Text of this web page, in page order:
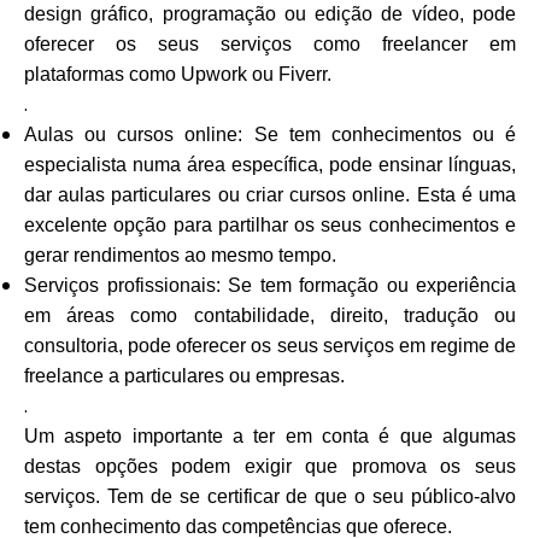
design gráfico, programação ou edição de vídeo, pode
oferecer os seus serviços como freelancer em
plataformas como Upwork ou Fiverr.
.
Aulas ou cursos online: Se tem conhecimentos ou é
especialista numa área específica, pode ensinar línguas,
dar aulas particulares ou criar cursos online. Esta é uma
excelente opção para partilhar os seus conhecimentos e
gerar rendimentos ao mesmo tempo.
Serviços profissionais: Se tem formação ou experiência
em áreas como contabilidade, direito, tradução ou
consultoria, pode oferecer os seus serviços em regime de
freelance a particulares ou empresas.
.
Um aspeto importante a ter em conta é que algumas
destas opções podem exigir que promova os seus
serviços. Tem de se certificar de que o seu público-alvo
tem conhecimento das competências que oferece.